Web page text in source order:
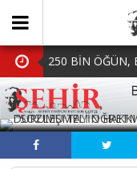
250 BİN ÖĞÜN,
BAŞKAN MÜGE
BIRAKMIYORUZ!’
MHP Çorlu İlçe
Mazbatalar Alındı
Dolu Vurdu,